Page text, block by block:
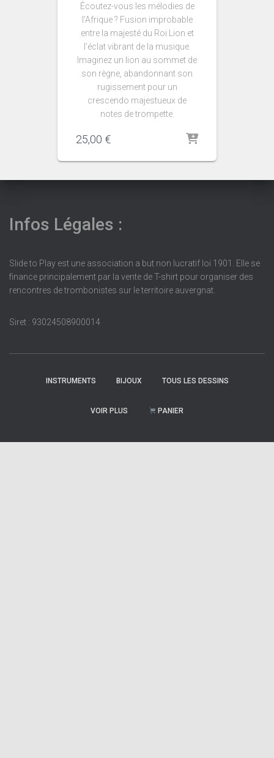
Écoutez-vous les mélodies de
l’Afrique ? Fusion improbable
entre la majesté du Roi Lion et
l’éclat vibrant de la musique.
Imaginez un lion au sommet de
son règne, abandonnant son
rugissement pour un
crescendo majestueux de
notes de trompette.
25,00 €
Infos Légales :
Slide to Play est une association a but non lucratif loi 1901. Elle se
finance principalement par la vente de T-shirt pour organiser des
rencontres de trombonistes sur le territoire auvergnat.
Siret : 93024508900014
INSTRUMENTS BIJOUX TOUS LES DESSINS
VOIR PLUS PANIER